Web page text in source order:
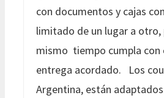
con documentos y cajas
limitado de un lugar a otro,
mismo tiempo cumpla con
entrega acordado. Los
Argentina, están